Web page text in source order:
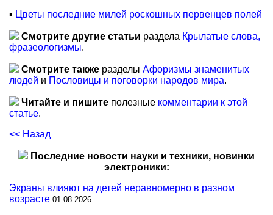
▪ Цветы последние милей роскошных первенцев полей
Смотрите другие статьи раздела Крылатые слова,
фразеологизмы.
Смотрите также разделы Афоризмы знаменитых
людей и Пословицы и поговорки народов мира.
Читайте и пишите полезные комментарии к этой
статье.
<< Назад
Последние новости науки и техники, новинки
электроники:
Экраны влияют на детей неравномерно в разном
возрасте 01.08.2026